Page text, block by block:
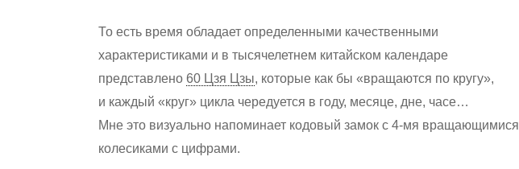
То есть время обладает определенными качественными
характеристиками и в тысячелетнем китайском календаре
представлено60 Цзя Цзы, которые как бы «вращаются по кругу»,
и каждый «круг» цикла чередуется в году, месяце, дне, часе…
Мне это визуально напоминает кодовый замок с 4-мя вращающимися
колесиками с цифрами.